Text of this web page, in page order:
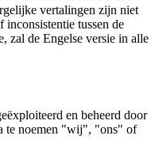
vertalingen zijn niet
tussen de
zal de Engelse versie in alle
en beheerd door
te noemen "wij", "ons" of